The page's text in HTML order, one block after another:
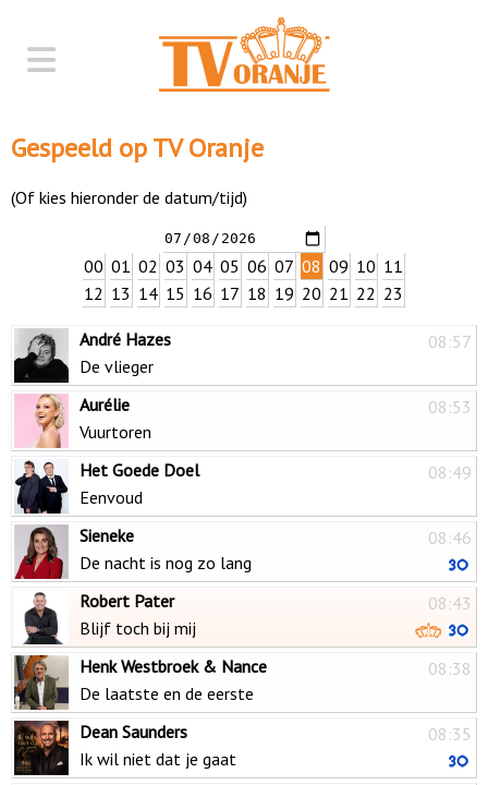
Gespeeld op TV Oranje
(Of kies hieronder de datum/tijd)
00 01 02 03 04 05 06 07 08 09 10 11
12 13 14 15 16 17 18 19 20 21 22 23
08:57
André Hazes
De vlieger
08:53
Aurélie
Vuurtoren
08:49
Het Goede Doel
Eenvoud
08:46
Sieneke
De nacht is nog zo lang
08:43
Robert Pater
Blijf toch bij mij
08:38
Henk Westbroek & Nance
De laatste en de eerste
08:35
Dean Saunders
Ik wil niet dat je gaat